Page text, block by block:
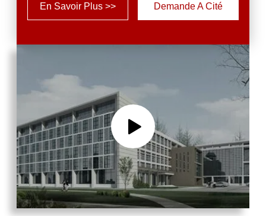
d'équipements de production modernes de
normes internationales de qualité et sont très
En Savoir Plus >> Demande A Cité